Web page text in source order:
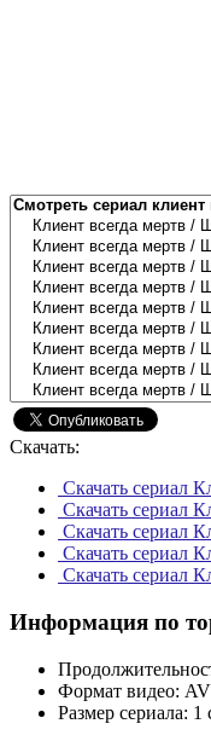
Скачать:
Скачать сериал
Скачать сериал
Скачать сериал
Скачать сериал
Скачать сериал
Информация по
Формат видео:
Размер сериала: 1